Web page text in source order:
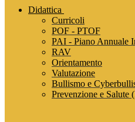
Didattica
Curricoli
POF - PTOF
PAI - Piano Annuale
RAV
Orientamento
Valutazione
Bullismo e
Prevenzione e Salute